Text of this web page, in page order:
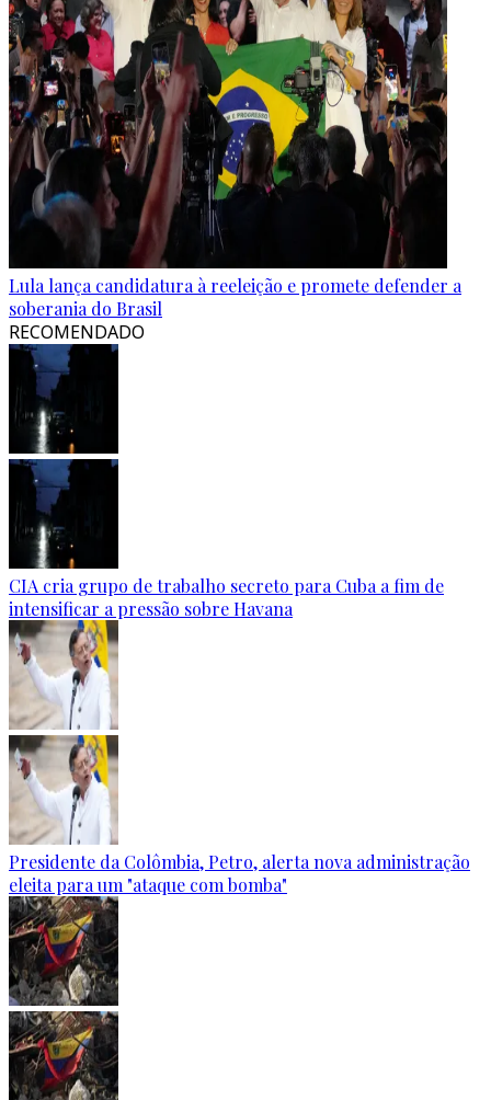
Lula lança candidatura à reeleição e promete defender a
soberania do Brasil
RECOMENDADO
CIA cria grupo de trabalho secreto para Cuba a fim de
intensificar a pressão sobre Havana
Presidente da Colômbia, Petro, alerta nova administração
eleita para um "ataque com bomba"